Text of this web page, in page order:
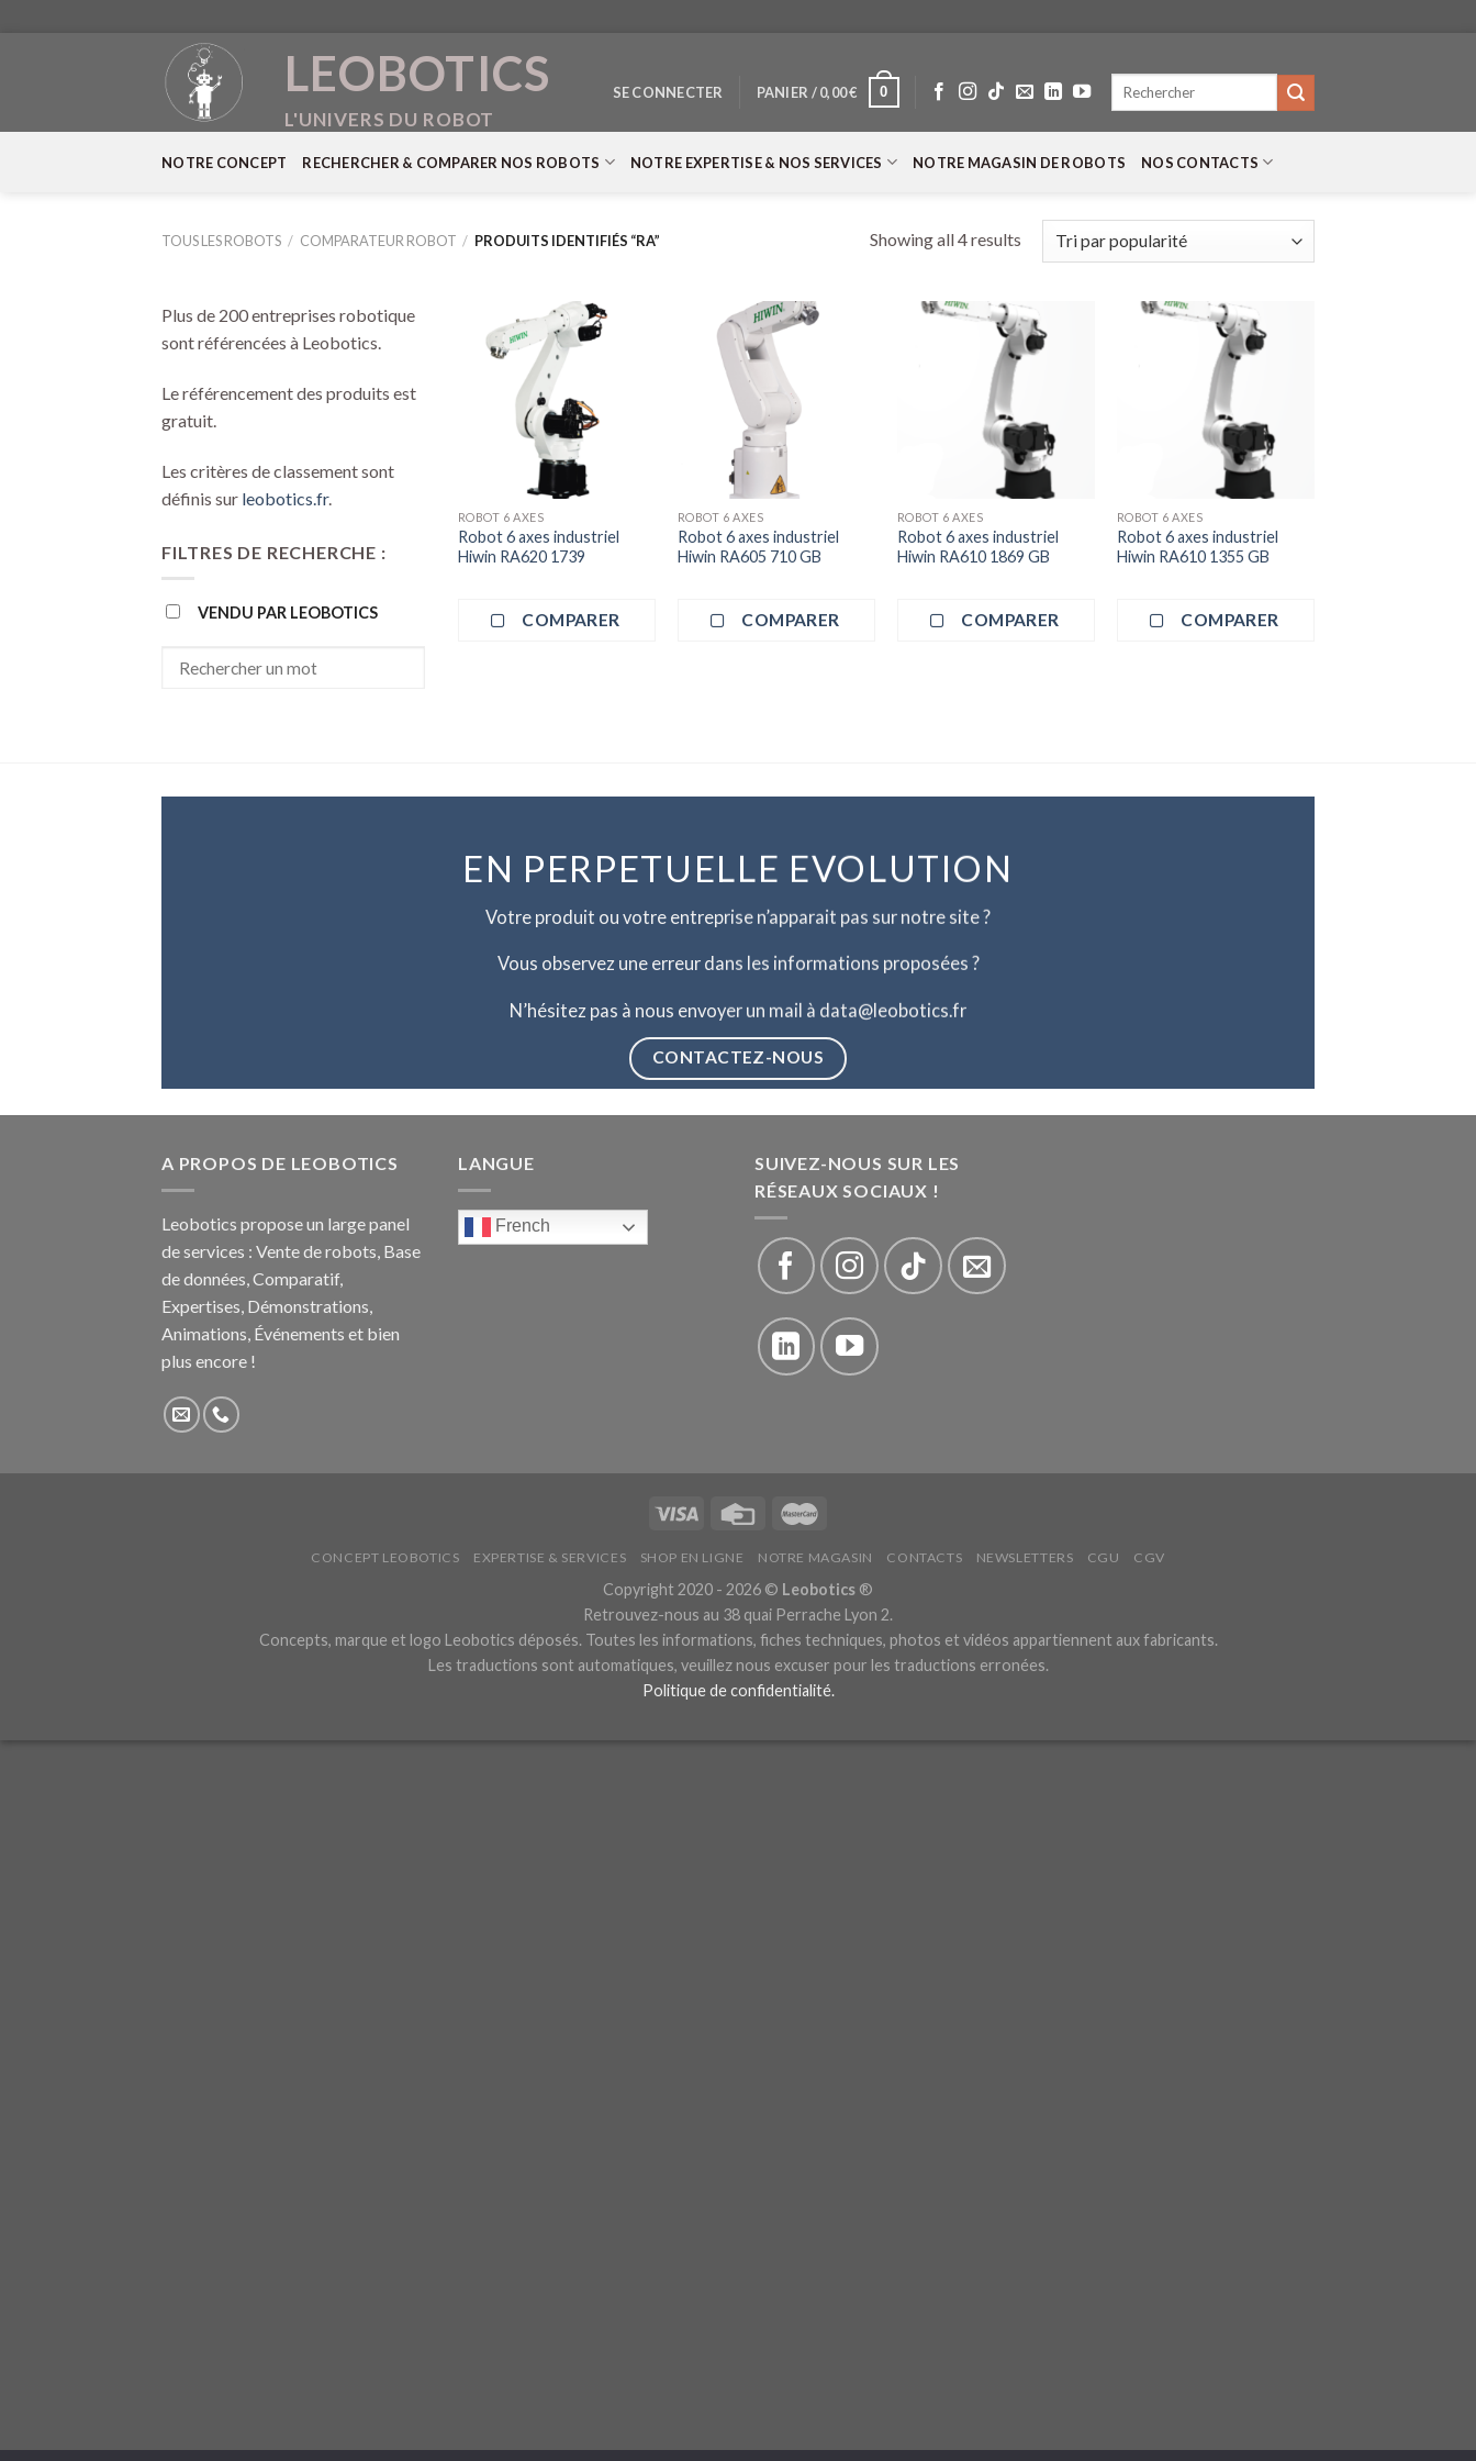
LEOBOTICS
L'UNIVERS DU ROBOT
SE CONNECTER PANIER /0,00€ 0
Recherche
NOTRE CONCEPT RECHERCHER & COMPARER NOS ROBOTS NOTRE EXPERTISE & NOS SERVICES NOTRE MAGASIN DE ROBOTS NOS CONTACTS
TOUS LES ROBOTS / COMPARATEUR ROBOT / PRODUITS IDENTIFIÉS “RA” Showing all 4 results
Plus de 200 entreprises robotique
sont référencées à Leobotics.
Le référencement des produits est
gratuit.
Les critères de classement sont
définis sur leobotics.fr.
FILTRES DE RECHERCHE :
VENDU PAR LEOBOTICS
ROBOT 6 AXES
Robot 6 axes industriel
Hiwin RA620 1739
COMPARER
ROBOT 6 AXES
Robot 6 axes industriel
Hiwin RA605 710 GB
COMPARER
ROBOT 6 AXES
Robot 6 axes industriel
Hiwin RA610 1869 GB
COMPARER
ROBOT 6 AXES
Robot 6 axes industriel
Hiwin RA610 1355 GB
COMPARER
EN PERPETUELLE EVOLUTION
Votre produit ou votre entreprise n’apparait pas sur notre site ?
Vous observez une erreur dans les informations proposées ?
N’hésitez pas à nous envoyer un mail à data@leobotics.fr
CONTACTEZ-NOUS
A PROPOS DE LEOBOTICS
Leobotics propose un large panel
de services : Vente de robots, Base
de données, Comparatif,
Expertises, Démonstrations,
Animations, Événements et bien
plus encore !
LANGUE
French
SUIVEZ-NOUS SUR LES
RÉSEAUX SOCIAUX !
CONCEPT LEOBOTICS EXPERTISE & SERVICES SHOP EN LIGNE NOTRE MAGASIN CONTACTS NEWSLETTERS CGU CGV
Copyright 2020 - 2026 © Leobotics ®
Retrouvez-nous au 38 quai Perrache Lyon 2.
Concepts, marque et logo Leobotics déposés. Toutes les informations, fiches techniques, photos et vidéos appartiennent aux fabricants.
Les traductions sont automatiques, veuillez nous excuser pour les traductions erronées.
Politique de confidentialité.